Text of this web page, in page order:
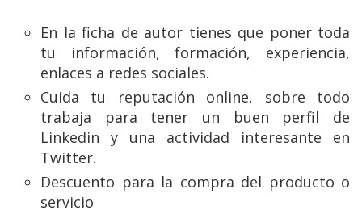
En la ficha de autor tienes que poner toda
tu información, formación, experiencia,
enlaces a redes sociales.
Cuida tu reputación online, sobre todo
trabaja para tener un buen perfil de
Linkedin y una actividad interesante en
Twitter.
Descuento para la compra del producto o
servicio